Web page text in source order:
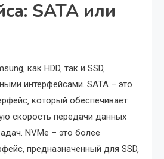
SATA или
как HDD‚ так и SSD‚
интерфейсами. SATA – это
который обеспечивает
скорость передачи данных
NVMe – это более
предназначенный для SSD‚